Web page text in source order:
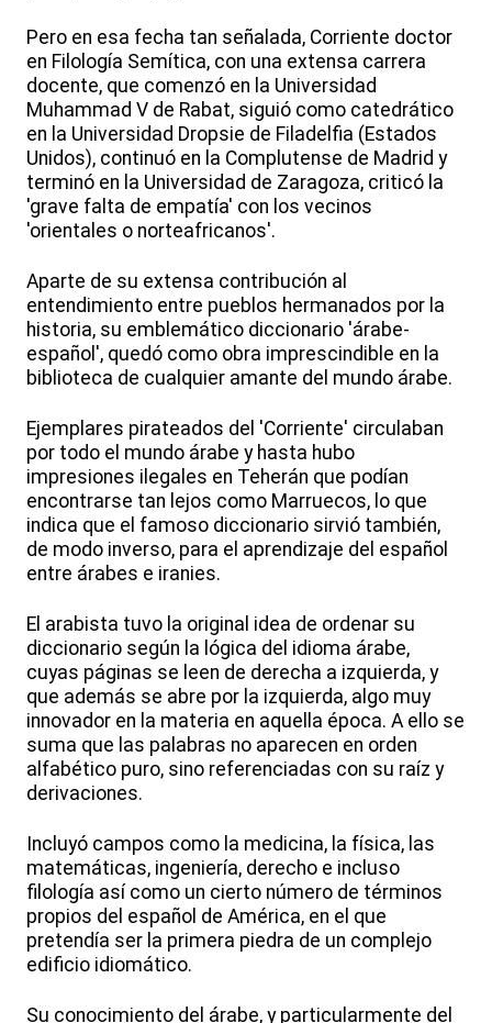
Pero en esa fecha tan señalada, Corriente doctor
en Filología Semítica, con una extensa carrera
docente, que comenzó en la Universidad
Muhammad V de Rabat, siguió como catedrático
en la Universidad Dropsie de Filadelfia (Estados
Unidos), continuó en la Complutense de Madrid y
terminó en la Universidad de Zaragoza, criticó la
'grave falta de empatía' con los vecinos
'orientales o norteafricanos'.
Aparte de su extensa contribución al
entendimiento entre pueblos hermanados por la
historia, su emblemático diccionario 'árabe-
español', quedó como obra imprescindible en la
biblioteca de cualquier amante del mundo árabe.
Ejemplares pirateados del 'Corriente' circulaban
por todo el mundo árabe y hasta hubo
impresiones ilegales en Teherán que podían
encontrarse tan lejos como Marruecos, lo que
indica que el famoso diccionario sirvió también,
de modo inverso, para el aprendizaje del español
entre árabes e iranies.
El arabista tuvo la original idea de ordenar su
diccionario según la lógica del idioma árabe,
cuyas páginas se leen de derecha a izquierda, y
que además se abre por la izquierda, algo muy
innovador en la materia en aquella época. A ello se
suma que las palabras no aparecen en orden
alfabético puro, sino referenciadas con su raíz y
derivaciones.
Incluyó campos como la medicina, la física, las
matemáticas, ingeniería, derecho e incluso
filología así como un cierto número de términos
propios del español de América, en el que
pretendía ser la primera piedra de un complejo
edificio idiomático.
Su conocimiento del árabe, y particularmente del